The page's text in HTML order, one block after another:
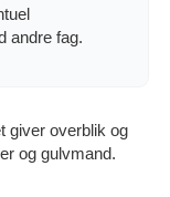
andre fag.
giver overblik og
og gulvmand.